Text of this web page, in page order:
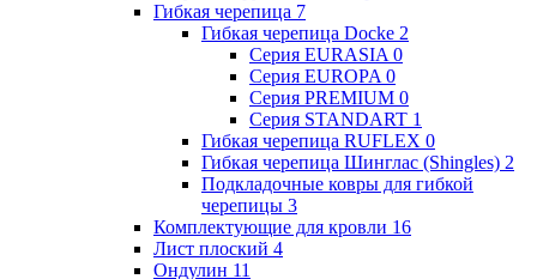
Гибкая черепица 7
Гибкая черепица Docke 2
Серия EURASIA 0
Серия EUROPA 0
Серия PREMIUM 0
Серия STANDART 1
Гибкая черепица RUFLEX 0
Гибкая черепица Шинглас (Shingles) 2
Подкладочные ковры для гибкой
черепицы 3
Комплектующие для кровли 16
Лист плоский 4
Ондулин 11